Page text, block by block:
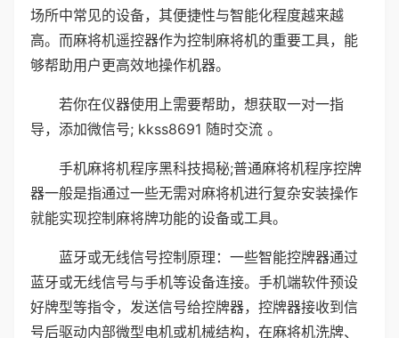
场所中常见的设备，其便捷性与智能化程度越来越
高。而麻将机遥控器作为控制麻将机的重要工具，能
够帮助用户更高效地操作机器。
若你在仪器使用上需要帮助，想获取一对一指
导，添加微信号; kkss8691 随时交流 。
手机麻将机程序黑科技揭秘;普通麻将机程序控牌
器一般是指通过一些无需对麻将机进行复杂安装操作
就能实现控制麻将牌功能的设备或工具。
蓝牙或无线信号控制原理：一些智能控牌器通过
蓝牙或无线信号与手机等设备连接。手机端软件预设
好牌型等指令，发送信号给控牌器，控牌器接收到信
号后驱动内部微型电机或机械结构，在麻将机洗牌、